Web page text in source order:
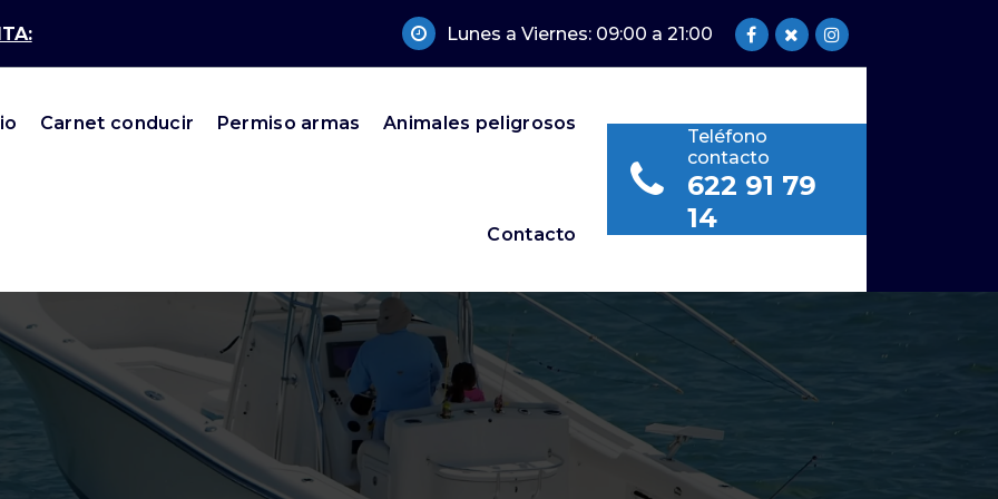
Lunes a Viernes: 09:00 a 21:00
Carnet conducir Permiso armas Animales peligrosos
Contacto
Teléfono
contacto
622 91 79
14